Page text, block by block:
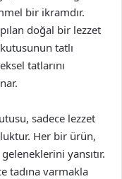
bir ikramdır.
doğal bir lezzet
tatlı
tatlarını
sadece lezzet
Her bir ürün,
yansıtır.
tadına varmakla